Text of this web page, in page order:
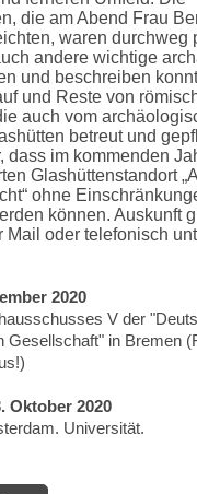
die am Abend Frau
waren durchweg
andere wichtige
und beschreiben
und Reste von
auch vom
betreut und
dass im kommenden
Glashüttenstandort
ohne
können. Auskunft
Mail oder telefonisch
2020
V der
Gesellschaft" in Bremen
Oktober 2020
Universität.